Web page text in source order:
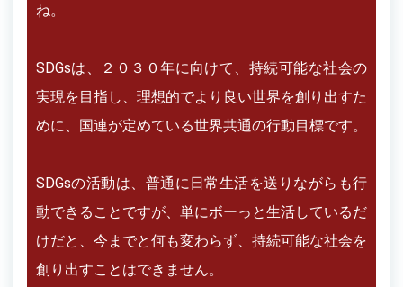
ね。
SDGsは、２０３０年に向けて、持続可能な社会の
実現を目指し、理想的でより良い世界を創り出すた
めに、国連が定めている世界共通の行動目標です。
SDGsの活動は、普通に日常生活を送りながらも行
動できることですが、単にボーっと生活しているだ
けだと、今までと何も変わらず、持続可能な社会を
創り出すことはできません。